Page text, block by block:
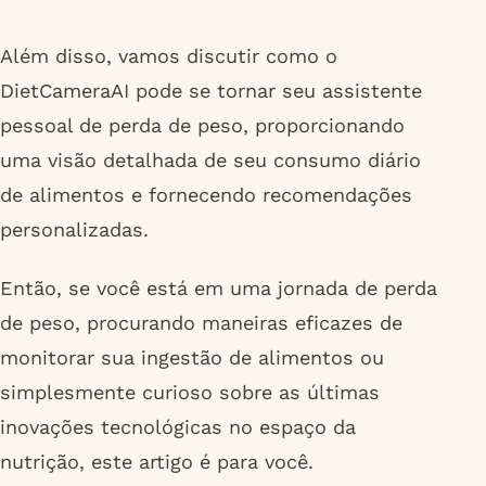
Além disso, vamos discutir como o
DietCameraAI pode se tornar seu assistente
pessoal de perda de peso, proporcionando
uma visão detalhada de seu consumo diário
de alimentos e fornecendo recomendações
personalizadas.
Então, se você está em uma jornada de perda
de peso, procurando maneiras eficazes de
monitorar sua ingestão de alimentos ou
simplesmente curioso sobre as últimas
inovações tecnológicas no espaço da
nutrição, este artigo é para você.